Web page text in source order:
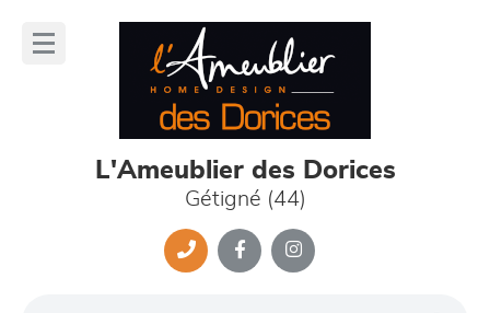
L'Ameublier des Dorices
Gétigné (44)